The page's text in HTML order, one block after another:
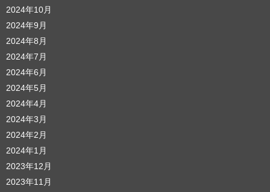
2024年10月
2024年9月
2024年8月
2024年7月
2024年6月
2024年5月
2024年4月
2024年3月
2024年2月
2024年1月
2023年12月
2023年11月